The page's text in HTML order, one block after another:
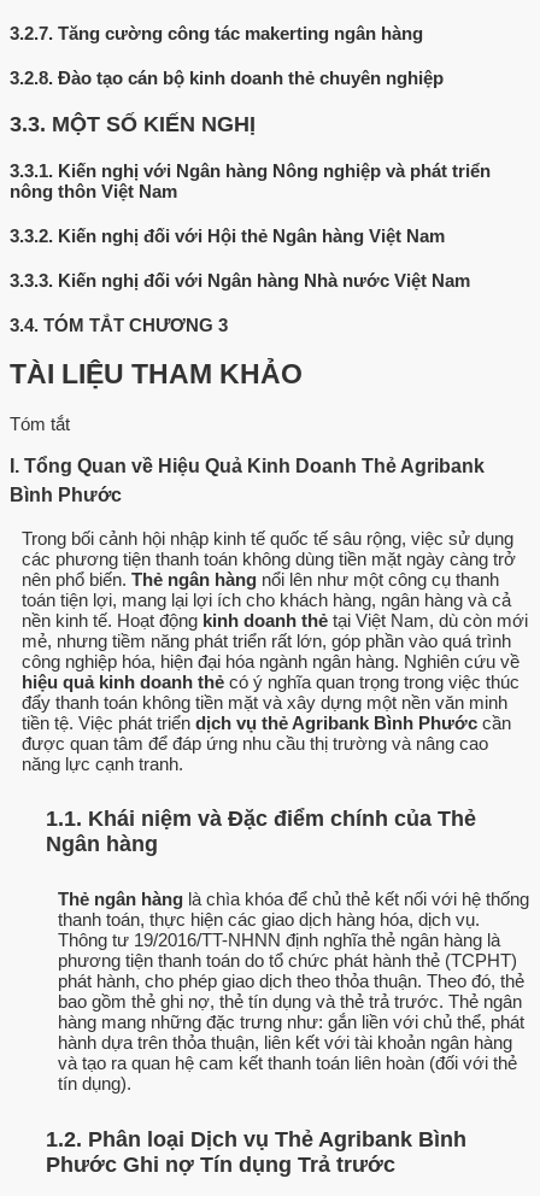
3.2.7. Tăng cường công tác makerting ngân hàng
3.2.8. Đào tạo cán bộ kinh doanh thẻ chuyên nghiệp
3.3. MỘT SỐ KIẾN NGHỊ
3.3.1. Kiến nghị với Ngân hàng Nông nghiệp và phát triển
nông thôn Việt Nam
3.3.2. Kiến nghị đối với Hội thẻ Ngân hàng Việt Nam
3.3.3. Kiến nghị đối với Ngân hàng Nhà nước Việt Nam
3.4. TÓM TẮT CHƯƠNG 3
TÀI LIỆU THAM KHẢO
Tóm tắt
I. Tổng Quan về Hiệu Quả Kinh Doanh Thẻ Agribank
Bình Phước
Trong bối cảnh hội nhập kinh tế quốc tế sâu rộng, việc sử dụng
các phương tiện thanh toán không dùng tiền mặt ngày càng trở
nên phổ biến. Thẻ ngân hàng nổi lên như một công cụ thanh
toán tiện lợi, mang lại lợi ích cho khách hàng, ngân hàng và cả
nền kinh tế. Hoạt động kinh doanh thẻ tại Việt Nam, dù còn mới
mẻ, nhưng tiềm năng phát triển rất lớn, góp phần vào quá trình
công nghiệp hóa, hiện đại hóa ngành ngân hàng. Nghiên cứu về
hiệu quả kinh doanh thẻ có ý nghĩa quan trọng trong việc thúc
đẩy thanh toán không tiền mặt và xây dựng một nền văn minh
tiền tệ. Việc phát triển dịch vụ thẻ Agribank Bình Phước cần
được quan tâm để đáp ứng nhu cầu thị trường và nâng cao
năng lực cạnh tranh.
1.1. Khái niệm và Đặc điểm chính của Thẻ
Ngân hàng
Thẻ ngân hàng là chìa khóa để chủ thẻ kết nối với hệ thống
thanh toán, thực hiện các giao dịch hàng hóa, dịch vụ.
Thông tư 19/2016/TT-NHNN định nghĩa thẻ ngân hàng là
phương tiện thanh toán do tổ chức phát hành thẻ (TCPHT)
phát hành, cho phép giao dịch theo thỏa thuận. Theo đó, thẻ
bao gồm thẻ ghi nợ, thẻ tín dụng và thẻ trả trước. Thẻ ngân
hàng mang những đặc trưng như: gắn liền với chủ thể, phát
hành dựa trên thỏa thuận, liên kết với tài khoản ngân hàng
và tạo ra quan hệ cam kết thanh toán liên hoàn (đối với thẻ
tín dụng).
1.2. Phân loại Dịch vụ Thẻ Agribank Bình
Phước Ghi nợ Tín dụng Trả trước